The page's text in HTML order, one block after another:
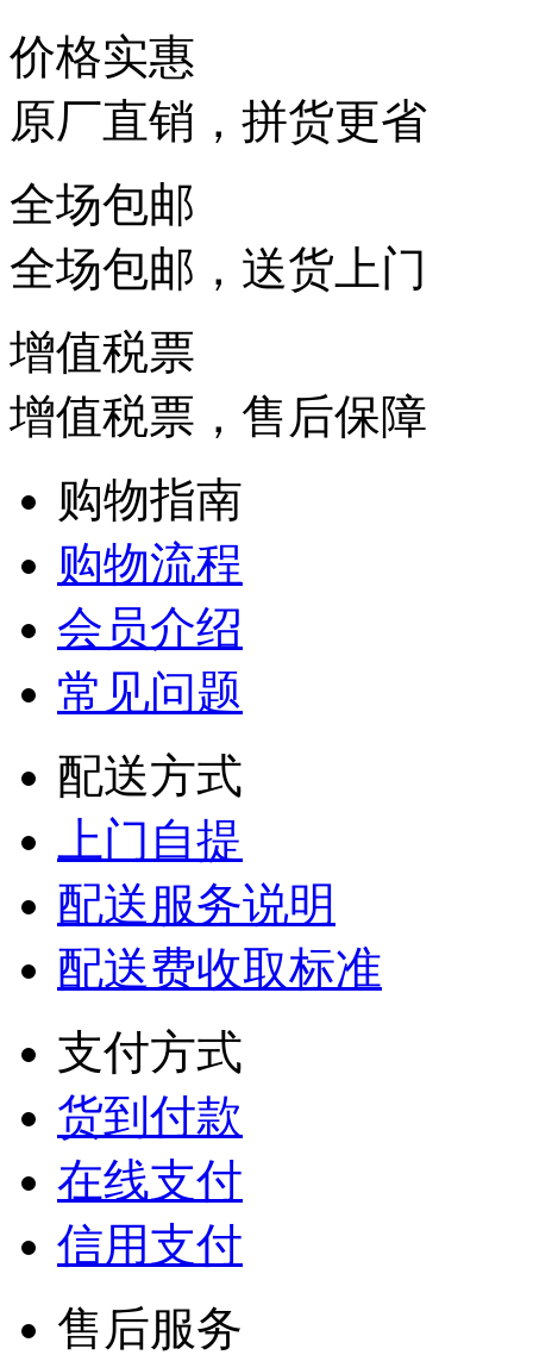
价格实惠
原厂直销，拼货更省
全场包邮
全场包邮，送货上门
增值税票
增值税票，售后保障
购物指南
购物流程
会员介绍
常见问题
配送方式
上门自提
配送服务说明
配送费收取标准
支付方式
货到付款
在线支付
信用支付
售后服务